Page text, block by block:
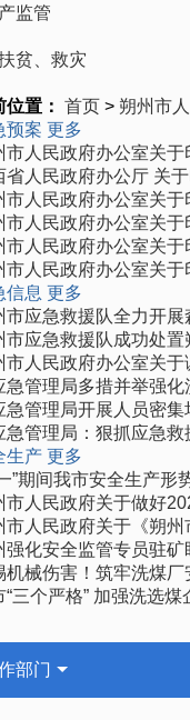
监管
贫、救灾
位置： 首页 > 朔州市
预案 更多
市人民政府办公室关
省人民政府办公厅 关
市人民政府办公室关
市人民政府办公室关
市人民政府办公室关
市人民政府办公室关
信息 更多
市应急救援队全力开
市应急救援队成功处
市人民政府办公室关
急管理局多措并举强
急管理局开展人员密
急管理局：狠抓应急
生产 更多
”期间我市安全生产形
市人民政府关于做好
市人民政府关于《朔
强化安全监管专员驻
机械伤害！筑牢洗煤厂
“三个严格” 加强洗选
部门